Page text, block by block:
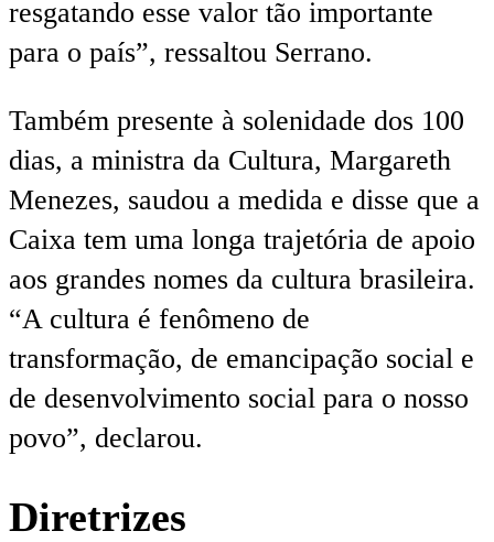
resgatando esse valor tão importante
para o país”, ressaltou Serrano.
Também presente à solenidade dos 100
dias, a ministra da Cultura, Margareth
Menezes, saudou a medida e disse que a
Caixa tem uma longa trajetória de apoio
aos grandes nomes da cultura brasileira.
“A cultura é fenômeno de
transformação, de emancipação social e
de desenvolvimento social para o nosso
povo”, declarou.
Diretrizes